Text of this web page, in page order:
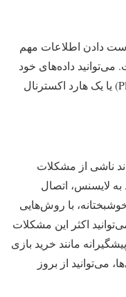
دادن اطلاعات مهم
می‌توانید داده‌های خود
را به فضای ابری سونی (PlayStation Plus) یا یک هارد اکسترنال
ناشی از مشکلات
لایسنس، اتصال
با روش‌هایی
اکثر این مشکلات
مانند خرید بازی
می‌توانید از بروز